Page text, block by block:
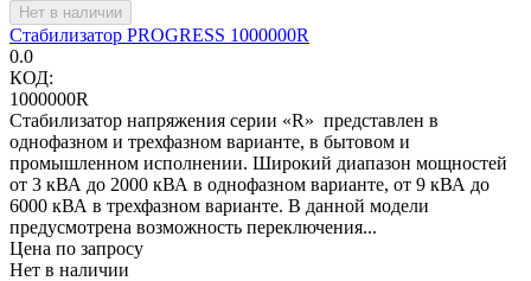
Нет в наличии
Стабилизатор PROGRESS 1000000R
0.0
КОД:
1000000R
Стабилизатор напряжения серии «R» представлен в
однофазном и трехфазном варианте, в бытовом и
промышленном исполнении. Широкий диапазон мощностей
от 3 кВА до 2000 кВА в однофазном варианте, от 9 кВА до
6000 кВА в трехфазном варианте. В данной модели
предусмотрена возможность переключения...
Цена по запросу
Нет в наличии